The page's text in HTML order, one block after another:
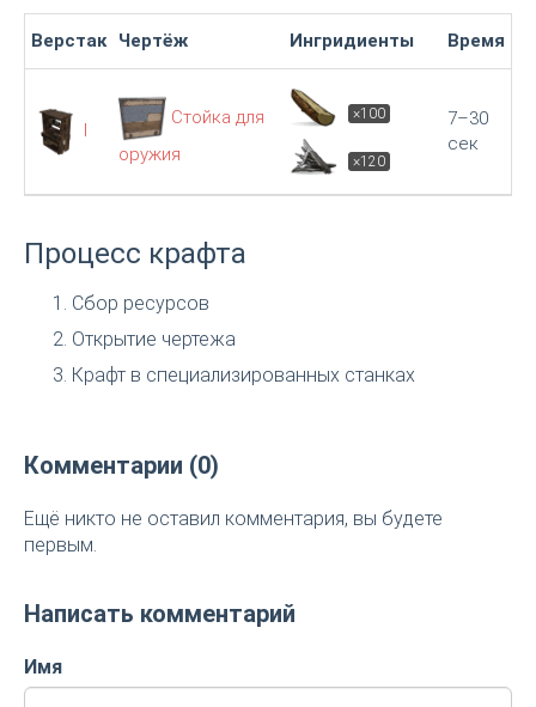
Верстак Чертёж Ингридиенты Время
I
Стойка для
оружия
×100
×120
7–30
сек
Процесс крафта
Сбор ресурсов
Открытие чертежа
Крафт в специализированных станках
Комментарии (0)
Ещё никто не оставил комментария, вы будете
первым.
Написать комментарий
Имя